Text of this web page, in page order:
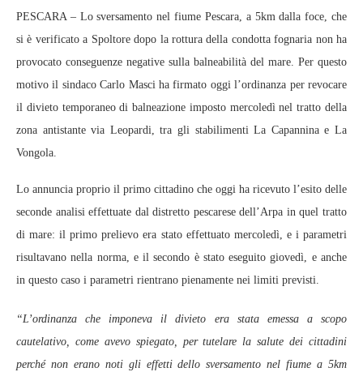
PESCARA – Lo sversamento nel fiume Pescara, a 5km dalla foce, che
si è verificato a Spoltore dopo la rottura della condotta fognaria non ha
provocato conseguenze negative sulla balneabilità del mare. Per questo
motivo il sindaco Carlo Masci ha firmato oggi l’ordinanza per revocare
il divieto temporaneo di balneazione imposto mercoledì nel tratto della
zona antistante via Leopardi, tra gli stabilimenti La Capannina e La
Vongola.
Lo annuncia proprio il primo cittadino che oggi ha ricevuto l’esito delle
seconde analisi effettuate dal distretto pescarese dell’Arpa in quel tratto
di mare: il primo prelievo era stato effettuato mercoledì, e i parametri
risultavano nella norma, e il secondo è stato eseguito giovedì, e anche
in questo caso i parametri rientrano pienamente nei limiti previsti.
“L’ordinanza che imponeva il divieto era stata emessa a scopo
cautelativo, come avevo spiegato, per tutelare la salute dei cittadini
perché non erano noti gli effetti dello sversamento nel fiume a 5km